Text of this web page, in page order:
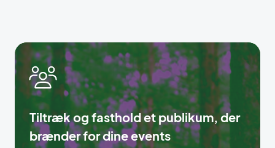
Tiltræk og fasthold et publikum, der
brænder for dine events